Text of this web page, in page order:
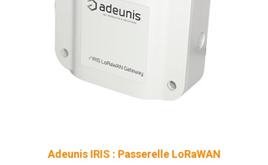
Adeunis IRIS : Passerelle LoRaWAN